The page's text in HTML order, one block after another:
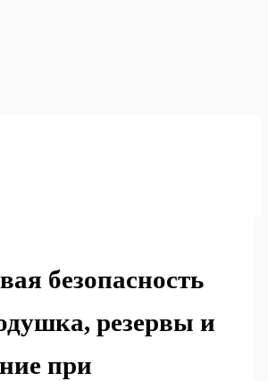
безопасность
резервы и
при